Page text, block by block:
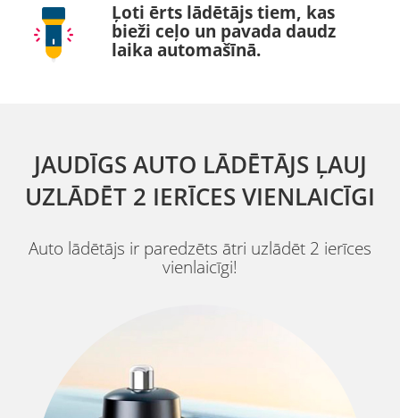
Ļoti ērts lādētājs tiem, kas
bieži ceļo un pavada daudz
laika automašīnā.
JAUDĪGS AUTO LĀDĒTĀJS ĻAUJ
UZLĀDĒT 2 IERĪCES VIENLAICĪGI
Auto lādētājs ir paredzēts ātri uzlādēt 2 ierīces
vienlaicīgi!